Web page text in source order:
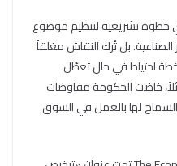
خطوة تشريعية لتنظيم موضوع
الصناعية. بل تُرك النقاش مغلقاً
احتياط في حال تعطّل
خاضت الحكومة مفاوضات
لها بالعمل في السوق